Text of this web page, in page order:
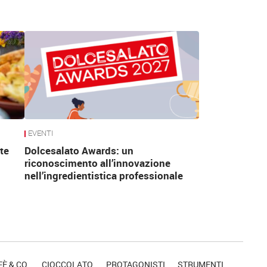
EVENTI
Dolcesalato Awards: un
riconoscimento all’innovazione
nell’ingredientistica professionale
& CO. CIOCCOLATO PROTAGONISTI STRUMENTI